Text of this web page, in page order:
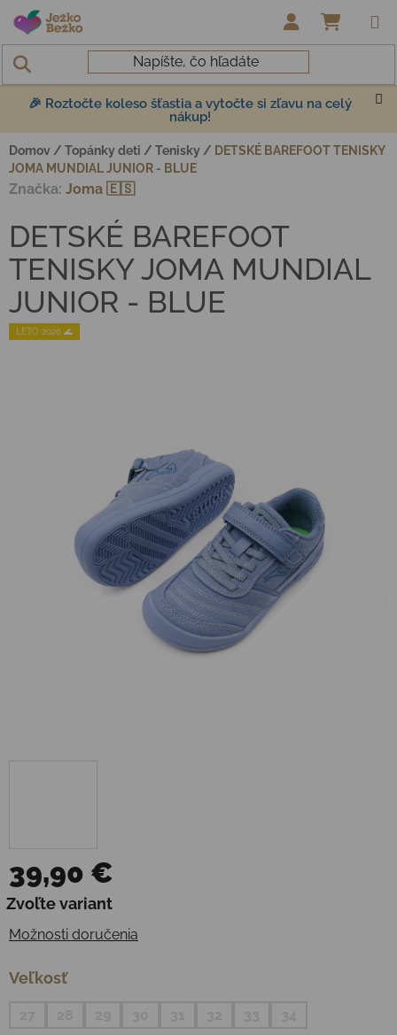
Prejsť na obsah
🎉 Roztočte koleso šťastia a vytočte si zľavu na celý
nákup!
Domov / Topánky deti / Tenisky / DETSKÉ BAREFOOT TENISKY
JOMA MUNDIAL JUNIOR - BLUE
39,90 €
Jednotková cena:
Zvoľte variant
Možnosti doručenia
Veľkosť
LETO 2026 🌊
DETSKÉ BAREFOOT
TENISKY JOMA MUNDIAL
JUNIOR - BLUE
Značka: Joma 🇪🇸